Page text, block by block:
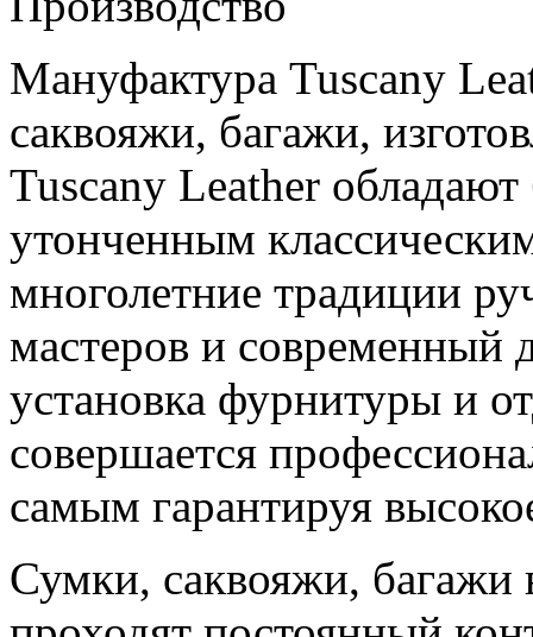
Мануфактура Tuscany
саквояжи, багажи,
Tuscany Leather
утонченным
многолетние традиции
мастеров и
установка фурнитуры и
совершается
самым гарантируя
Сумки, саквояжи, багажи